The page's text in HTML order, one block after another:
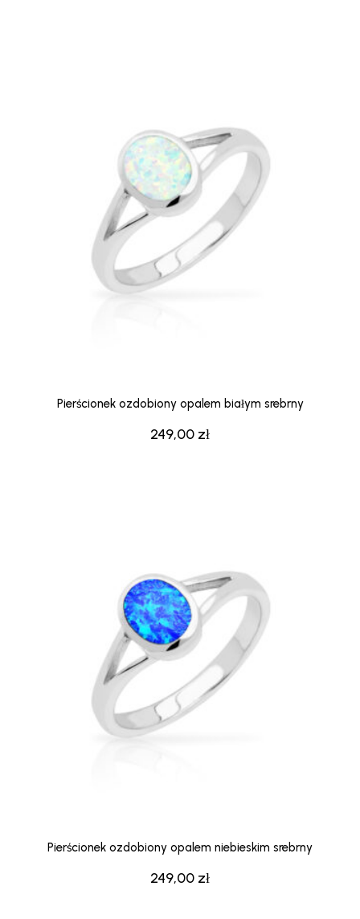
249,00 zł
Pierścionek ozdobiony opalem białym srebrny
249,00 zł
Pierścionek ozdobiony opalem niebieskim srebrny